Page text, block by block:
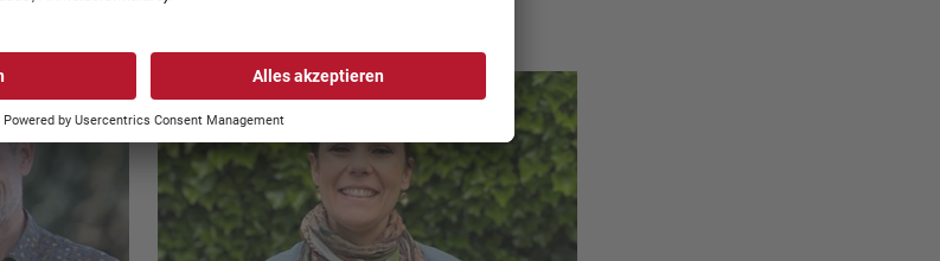
Hindernisfrei Bauen